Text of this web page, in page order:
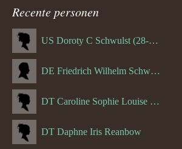
Recente personen
US Doroty C Schwulst (28-12-1919)
DE Friedrich Wilhelm Schwulst
DT Caroline Sophie Louise Schreuder born Schwulst (13-05-1866)
DT Daphne Iris Reanbow